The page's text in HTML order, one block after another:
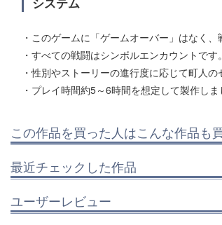
・このゲームに「ゲームオーバー」はなく
・すべての戦闘はシンボルエンカウントで
・性別やストーリーの進行度に応じて町人の
・プレイ時間約5～6時間を想定して製作しま
この作品を買った人はこんな作品も
最近チェックした作品
ユーザーレビュー